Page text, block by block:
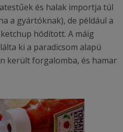
és halak importja túl
a gyártóknak), de például a
hódított. A máig
ki a paradicsom alapú
került forgalomba, és hamar